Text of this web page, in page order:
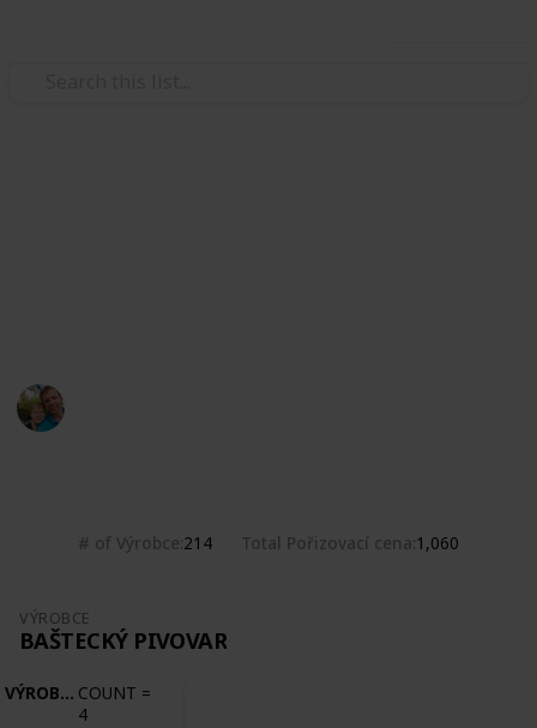
# of Výrobce 214 Total Pořizovací cena 1,060
VÝROBCE
BAŠTECKÝ PIVOVAR
VÝROBCE COUNT =
4